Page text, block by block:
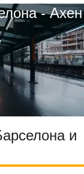
- Ахен
и